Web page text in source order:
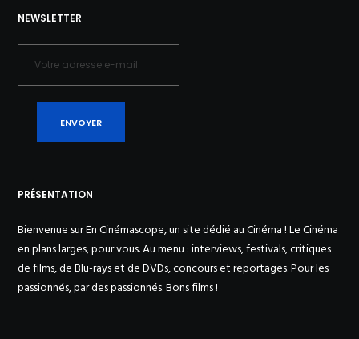
NEWSLETTER
PRÉSENTATION
Bienvenue sur En Cinémascope, un site dédié au Cinéma ! Le Cinéma
en plans larges, pour vous. Au menu : interviews, festivals, critiques
de films, de Blu-rays et de DVDs, concours et reportages. Pour les
passionnés, par des passionnés. Bons films !